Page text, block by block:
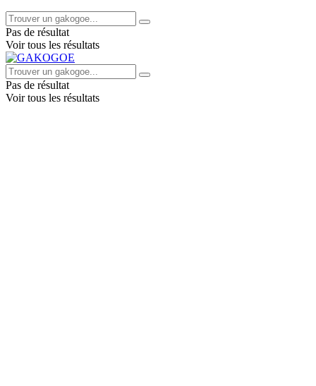
Pas de résultat
Voir tous les résultats
Pas de résultat
Voir tous les résultats